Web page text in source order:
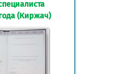
(Киржач)